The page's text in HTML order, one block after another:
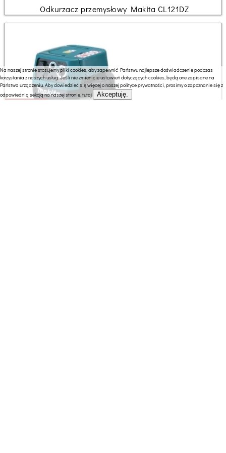
Odkurzacz przemysłowy Makita CL121DZ
Na naszej stronie stosujemy pliki cookies, aby zapewnić Państwu najlepsze doświadczenie podczas
korzystania z naszych usług. Jeśli nie zmienicie ustawień dotyczących cookies, będą one zapisane na
Państwa urządzeniu. Aby dowiedzieć się więcej o naszej polityce prywatności, prosimy o zapoznanie się z
odpowiednią sekcją na naszej stronie.tutaj Akceptuję.